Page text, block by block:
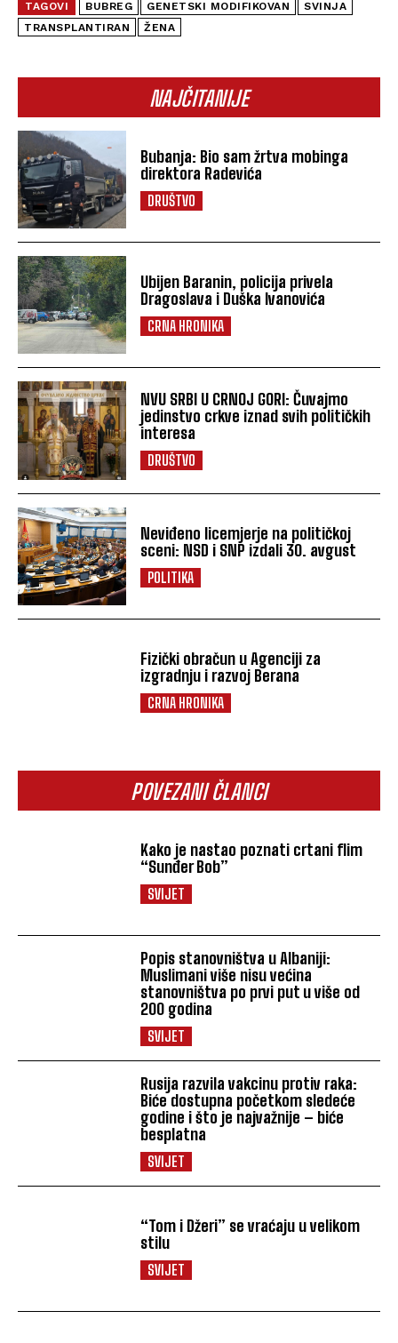
NAJČITANIJE
Bubanja: Bio sam žrtva mobinga
direktora Radevića
DRUŠTVO
Ubijen Baranin, policija privela
Dragoslava i Duška Ivanovića
CRNA HRONIKA
NVU SRBI U CRNOJ GORI: Čuvajmo
jedinstvo crkve iznad svih političkih
interesa
DRUŠTVO
Neviđeno licemjerje na političkoj
sceni: NSD i SNP izdali 30. avgust
POLITIKA
Fizički obračun u Agenciji za
izgradnju i razvoj Berana
CRNA HRONIKA
POVEZANI ČLANCI
Kako je nastao poznati crtani flim
“Sunđer Bob”
SVIJET
Popis stanovništva u Albaniji:
Muslimani više nisu većina
stanovništva po prvi put u više od
200 godina
SVIJET
Rusija razvila vakcinu protiv raka:
Biće dostupna početkom sledeće
godine i što je najvažnije – biće
besplatna
SVIJET
“Tom i Džeri” se vraćaju u velikom
stilu
SVIJET
TAGOVI BUBREG GENETSKI MODIFIKOVAN
SVINJA
TRANSPLANTIRAN
ŽENA